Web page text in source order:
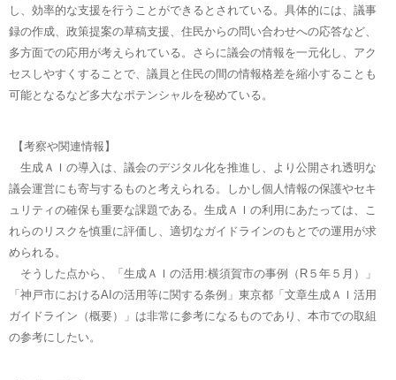
し、効率的な支援を行うことができるとされている。具体的には、議事
録の作成、政策提案の草稿支援、住民からの問い合わせへの応答など、
多方面での応用が考えられている。さらに議会の情報を一元化し、アク
セスしやすくすることで、議員と住民の間の情報格差を縮小することも
可能となるなど多大なポテンシャルを秘めている。
【考察や関連情報】
生成ＡＩの導入は、議会のデジタル化を推進し、より公開され透明な
議会運営にも寄与するものと考えられる。しかし個人情報の保護やセキ
ュリティの確保も重要な課題である。生成ＡＩの利用にあたっては、こ
れらのリスクを慎重に評価し、適切なガイドラインのもとでの運用が求
められる。
そうした点から、「生成ＡＩの活用:横須賀市の事例（R５年５月）」
「神戸市におけるAIの活用等に関する条例」東京都「文章生成ＡＩ活用
ガイドライン（概要）」は非常に参考になるものであり、本市での取組
の参考にしたい。